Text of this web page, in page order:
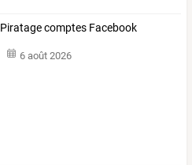
Piratage comptes Facebook
6 août 2026